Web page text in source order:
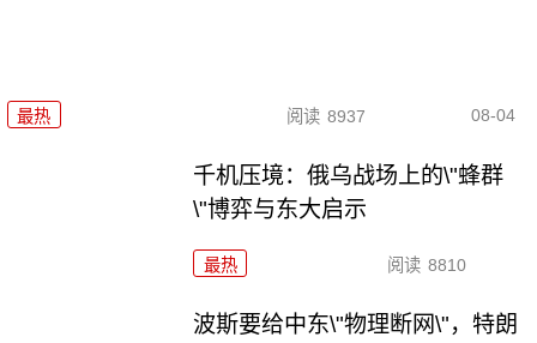
最热 阅读 8937 08-04
千机压境：俄乌战场上的\"蜂群
\"博弈与东大启示
最热 阅读 8810
波斯要给中东\"物理断网\"，特朗